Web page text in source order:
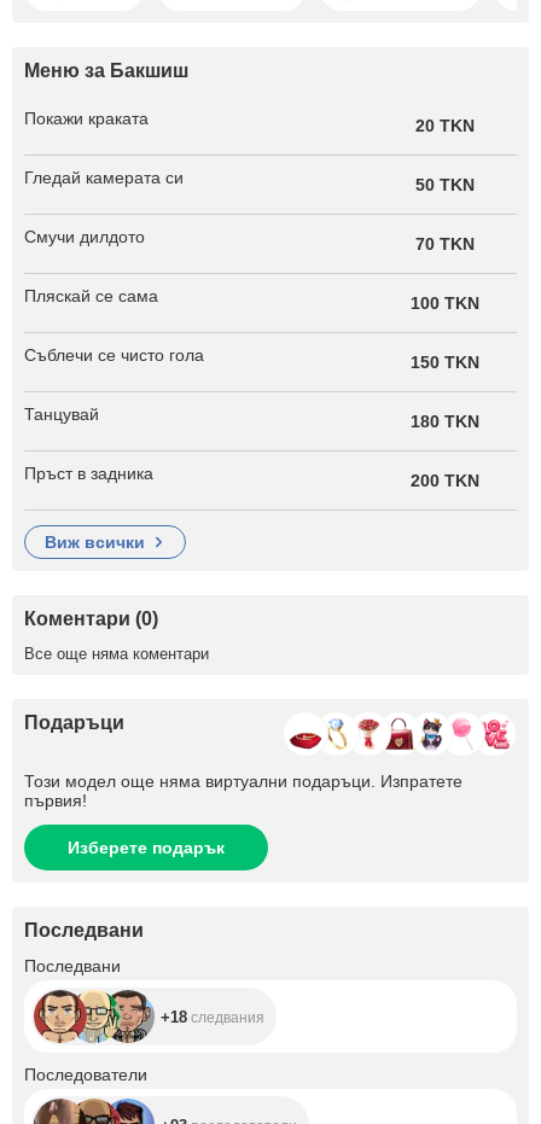
Меню за Бакшиш
Покажи краката 20 TKN
Гледай камерата си 50 TKN
Смучи дилдото 70 TKN
Пляскай се сама 100 TKN
Съблечи се чисто гола 150 TKN
Танцувай 180 TKN
Пръст в задника 200 TKN
виж всички
Коментари (0)
Все още няма коментари
Подаръци
Този модел още няма виртуални подаръци. Изпратете
първия!
Изберете подарък
Последвани
Последвани
+18 следвания
Последователи